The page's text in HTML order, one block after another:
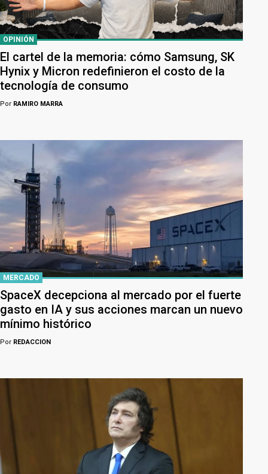
OPINIÓN
El cartel de la memoria: cómo Samsung, SK
Hynix y Micron redefinieron el costo de la
tecnología de consumo
Por RAMIRO MARRA
MERCADO
SpaceX decepciona al mercado por el fuerte
gasto en IA y sus acciones marcan un nuevo
mínimo histórico
Por REDACCION